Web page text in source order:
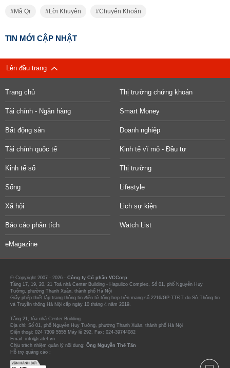
Mã Qr Lời Khuyên Chuyển Khoản
TIN MỚI CẬP NHẬT
Lên đầu trang
Trang chủ Thị trường chứng khoán
Tài chính - Ngân hàng Smart Money
Bất động sản Doanh nghiệp
Tài chính quốc tế Kinh tế vĩ mô - Đầu tư
Kinh tế số Thị trường
Sống Lifestyle
Xã hội Lịch sự kiện
Báo cáo phân tích Watch List
eMagazine
© Copyright 2007 - 2026 - Công ty Cổ phần VCCorp.
Tầng 17, 19, 20, 21 Toà nhà Center Building - Hapulico Complex, Số 01, phố Nguyễn Huy
Tưởng, phường Thanh Xuân, thành phố Hà Nội
Giấy phép thiết lập trang thông tin điện tử tổng hợp trên mạng số 2216/GP-TTĐT do Sở Thông tin
và Truyền thông Hà Nội cấp ngày 10 tháng 4 năm 2019.
Tầng 21, tòa nhà Center Building.
Địa chỉ: Số 01, phố Nguyễn Huy Tưởng, phường Thanh Xuân, thành phố Hà Nội
Điện thoại: 024 7309 5555 Máy lẻ 292. Fax: 024-39744082
Email: info@cafef.vn
Chịu trách nhiệm quản lý nội dung: Ông Nguyễn Thế Tân
Hỗ trợ quảng cáo :